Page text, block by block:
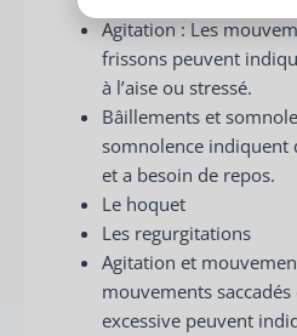
Agitation : Les
frissons peuvent
à l’aise ou stressé.
Bâillements et
somnolence indiquent
et a besoin de repos.
Le hoquet
Les regurgitations
Agitation et
mouvements
excessive peuvent